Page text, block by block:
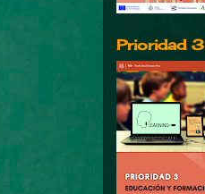
Prioridad 3